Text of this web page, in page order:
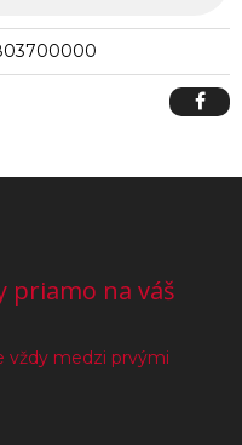
priamo na váš
vždy medzi prvými